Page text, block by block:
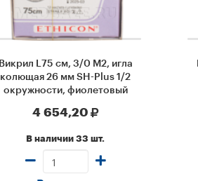
Викрил L75 см, 3/0 М2, игла
колющая 26 мм SH-Plus 1/2
окружности, фиолетовый
шт/уп
4 654,20
В наличии 33 шт.